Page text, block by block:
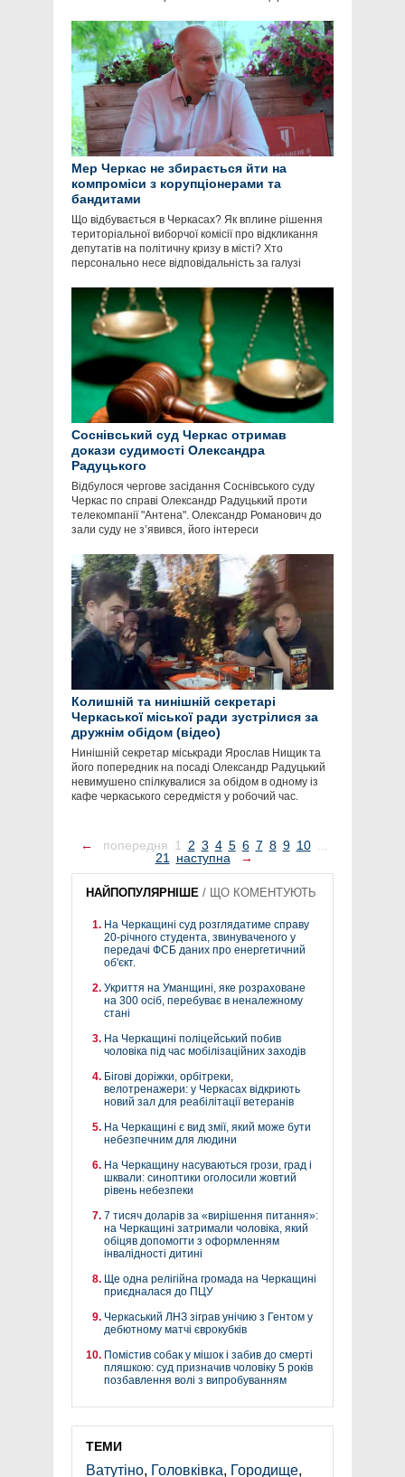
Мер Черкас не збирається йти на
компроміси з корупціонерами та
бандитами
Що відбувається в Черкасах? Як вплине рішення
територіальної виборчої комісії про відкликання
депутатів на політичну кризу в місті? Хто
персонально несе відповідальність за галузі
Соснівський суд Черкас отримав
докази судимості Олександра
Радуцького
Відбулося чергове засідання Соснівського суду
Черкас по справі Олександр Радуцький проти
телекомпанії "Антена". Олександр Романович до
зали суду не з’явився, його інтереси
Колишній та нинішній секретарі
Черкаської міської ради зустрілися за
дружнім обідом (відео)
Нинішній секретар міськради Ярослав Нищик та
його попередник на посаді Олександр Радуцький
невимушено спілкувалися за обідом в одному із
кафе черкаського середмістя у робочий час.
← попередня 1 2 3 4 5 6 7 8 9 10 ...
21 наступна →
НАЙПОПУЛЯРНІШЕ / ЩО КОМЕНТУЮТЬ
На Черкащині суд розглядатиме справу
20-річного студента, звинуваченого у
передачі ФСБ даних про енергетичний
об'єкт.
Укриття на Уманщині, яке розраховане
на 300 осіб, перебуває в неналежному
стані
На Черкащині поліцейський побив
чоловіка під час мобілізаційних заходів
Бігові доріжки, орбітреки,
велотренажери: у Черкасах відкриють
новий зал для реабілітації ветеранів
На Черкащині є вид змії, який може бути
небезпечним для людини
На Черкащину насуваються грози, град і
шквали: синоптики оголосили жовтий
рівень небезпеки
7 тисяч доларів за «вирішення питання»:
на Черкащині затримали чоловіка, який
обіцяв допомогти з оформленням
інвалідності дитині
Ще одна релігійна громада на Черкащині
приєдналася до ПЦУ
Черкаський ЛНЗ зіграв унічию з Гентом у
дебютному матчі єврокубків
Помістив собак у мішок і забив до смерті
пляшкою: суд призначив чоловіку 5 років
позбавлення волі з випробуванням
ТЕМИ
Ватутіно, Головківка, Городище,